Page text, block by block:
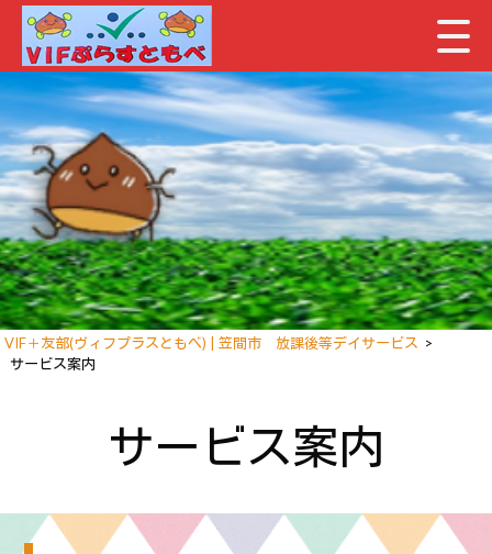
VIF＋友部(ヴィフプラスともべ) | 笠間市 放課後等デイサービス >
サービス案内
サービス案内